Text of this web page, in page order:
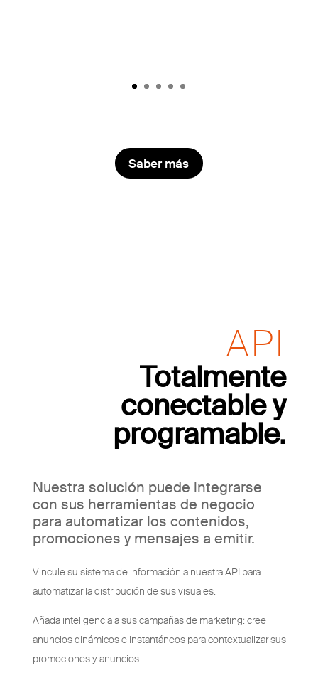
Saber más
API
Totalmente
conectable y
programable.
Nuestra solución puede integrarse
con sus herramientas de negocio
para automatizar los contenidos,
promociones y mensajes a emitir.
Vincule su sistema de información a nuestra API para
automatizar la distribución de sus visuales.
Añada inteligencia a sus campañas de marketing: cree
anuncios dinámicos e instantáneos para contextualizar sus
promociones y anuncios.